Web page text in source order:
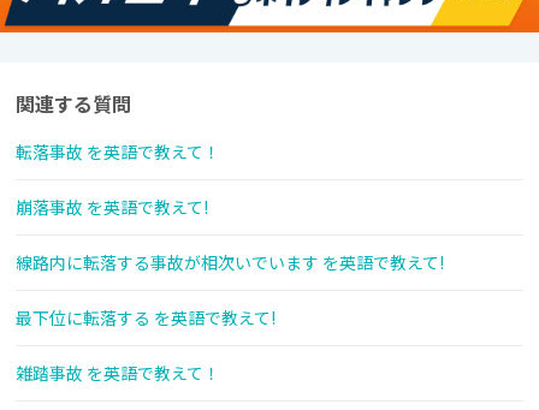
関連する質問
転落事故 を英語で教えて！
崩落事故 を英語で教えて!
線路内に転落する事故が相次いでいます を英語で教えて!
最下位に転落する を英語で教えて!
雑踏事故 を英語で教えて！